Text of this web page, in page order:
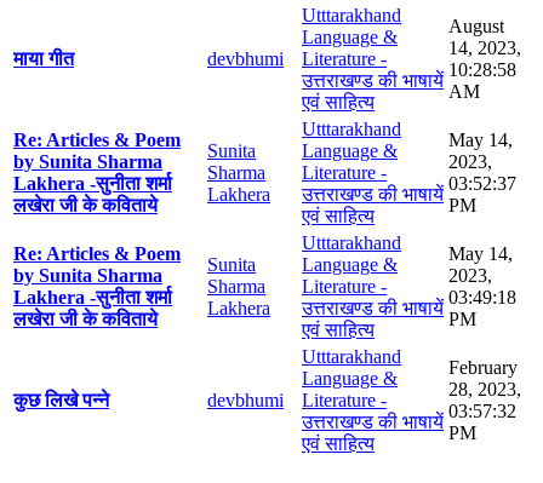
माया गीत devbhumi
Utttarakhand
Language &
Literature -
उत्तराखण्ड की भाषायें
एवं साहित्य
August
14, 2023,
10:28:58
AM
Re: Articles & Poem
by Sunita Sharma
Lakhera -सुनीता शर्मा
लखेरा जी के कविताये
Sunita
Sharma
Lakhera
Utttarakhand
Language &
Literature -
उत्तराखण्ड की भाषायें
एवं साहित्य
May 14,
2023,
03:52:37
PM
Re: Articles & Poem
by Sunita Sharma
Lakhera -सुनीता शर्मा
लखेरा जी के कविताये
Sunita
Sharma
Lakhera
Utttarakhand
Language &
Literature -
उत्तराखण्ड की भाषायें
एवं साहित्य
May 14,
2023,
03:49:18
PM
कुछ लिखे पन्ने devbhumi
Utttarakhand
Language &
Literature -
उत्तराखण्ड की भाषायें
एवं साहित्य
February
28, 2023,
03:57:32
PM